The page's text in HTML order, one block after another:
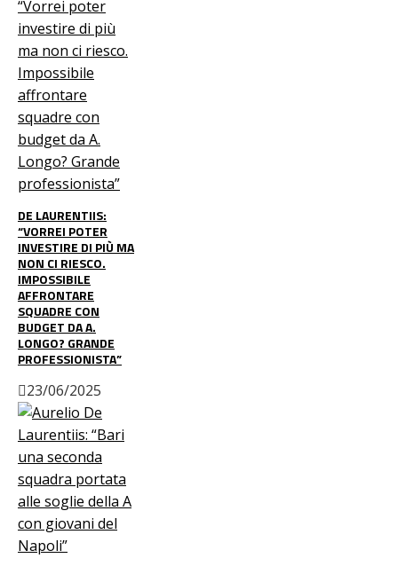
DE LAURENTIIS:
“VORREI POTER
INVESTIRE DI PIÙ MA
NON CI RIESCO.
IMPOSSIBILE
AFFRONTARE
SQUADRE CON
BUDGET DA A.
LONGO? GRANDE
PROFESSIONISTA”
23/06/2025